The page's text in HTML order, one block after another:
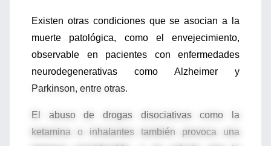
Existen otras condiciones que se asocian a la
muerte patológica, como el envejecimiento,
observable en pacientes con enfermedades
neurodegenerativas como Alzheimer y
Parkinson, entre otras.
El abuso de drogas disociativas como la
ketamina o inhalantes también provoca una